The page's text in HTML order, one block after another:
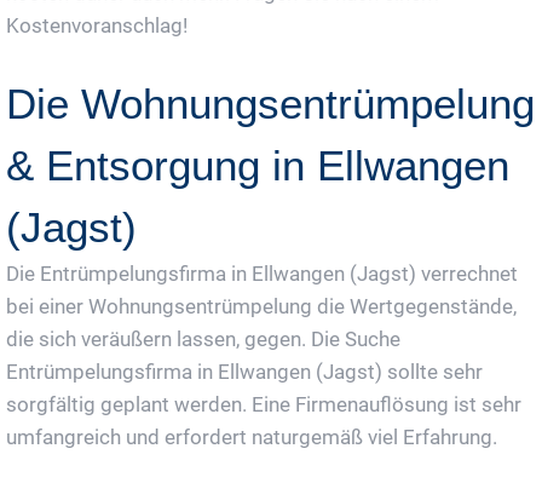
Kostenvoranschlag!
Die Wohnungsentrümpelung
& Entsorgung in Ellwangen
(Jagst)
Die Entrümpelungsfirma in Ellwangen (Jagst) verrechnet
bei einer Wohnungsentrümpelung die Wertgegenstände,
die sich veräußern lassen, gegen. Die Suche
Entrümpelungsfirma in Ellwangen (Jagst) sollte sehr
sorgfältig geplant werden. Eine Firmenauflösung ist sehr
umfangreich und erfordert naturgemäß viel Erfahrung.